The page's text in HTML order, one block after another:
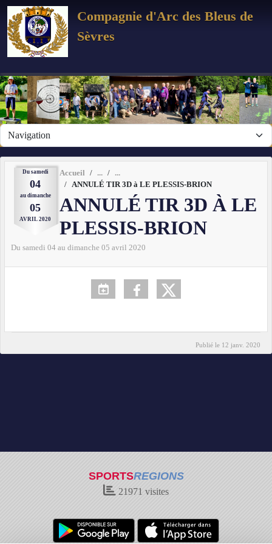
Compagnie d'Arc des Bleus de
Sèvres
Du samedi
04
au dimanche
05
AVRIL 2020
Accueil
ANNULÉ TIR 3D à LE PLESSIS-BRION
ANNULÉ TIR 3D À LE
PLESSIS-BRION
Du samedi 04 au dimanche 05 avril 2020
Publié le 12 janv. 2020
SPORTSREGIONS
21971 visites
Panneau de gestion des cookies